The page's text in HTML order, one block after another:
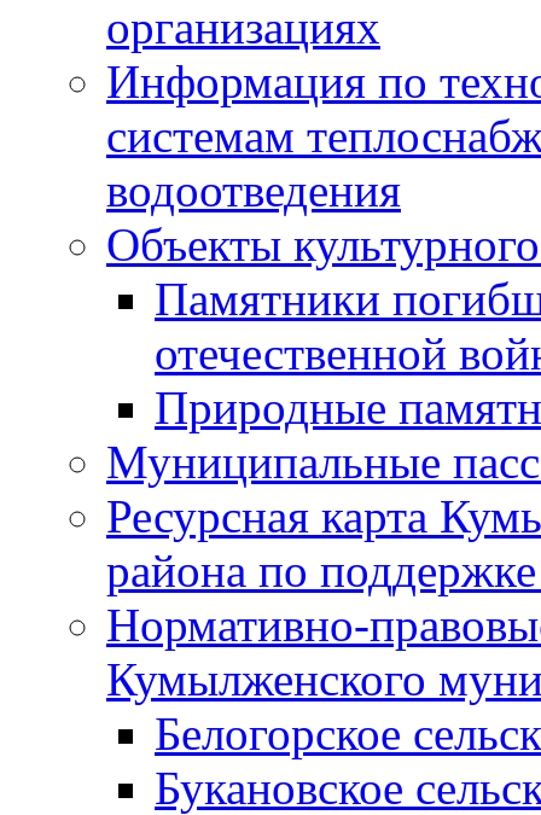
организациях
Информация по
системам
водоотведения
Объекты
Памятники
отечественной
Природные
Муниципальные
Ресурсная карта
района по
Нормативно-
Кумылженского
Белогорское
Букановское